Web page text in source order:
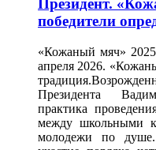
Президент.
победители
«Кожаный мяч»
апреля 2026.
Президента
практика
между школьными
молодежи по